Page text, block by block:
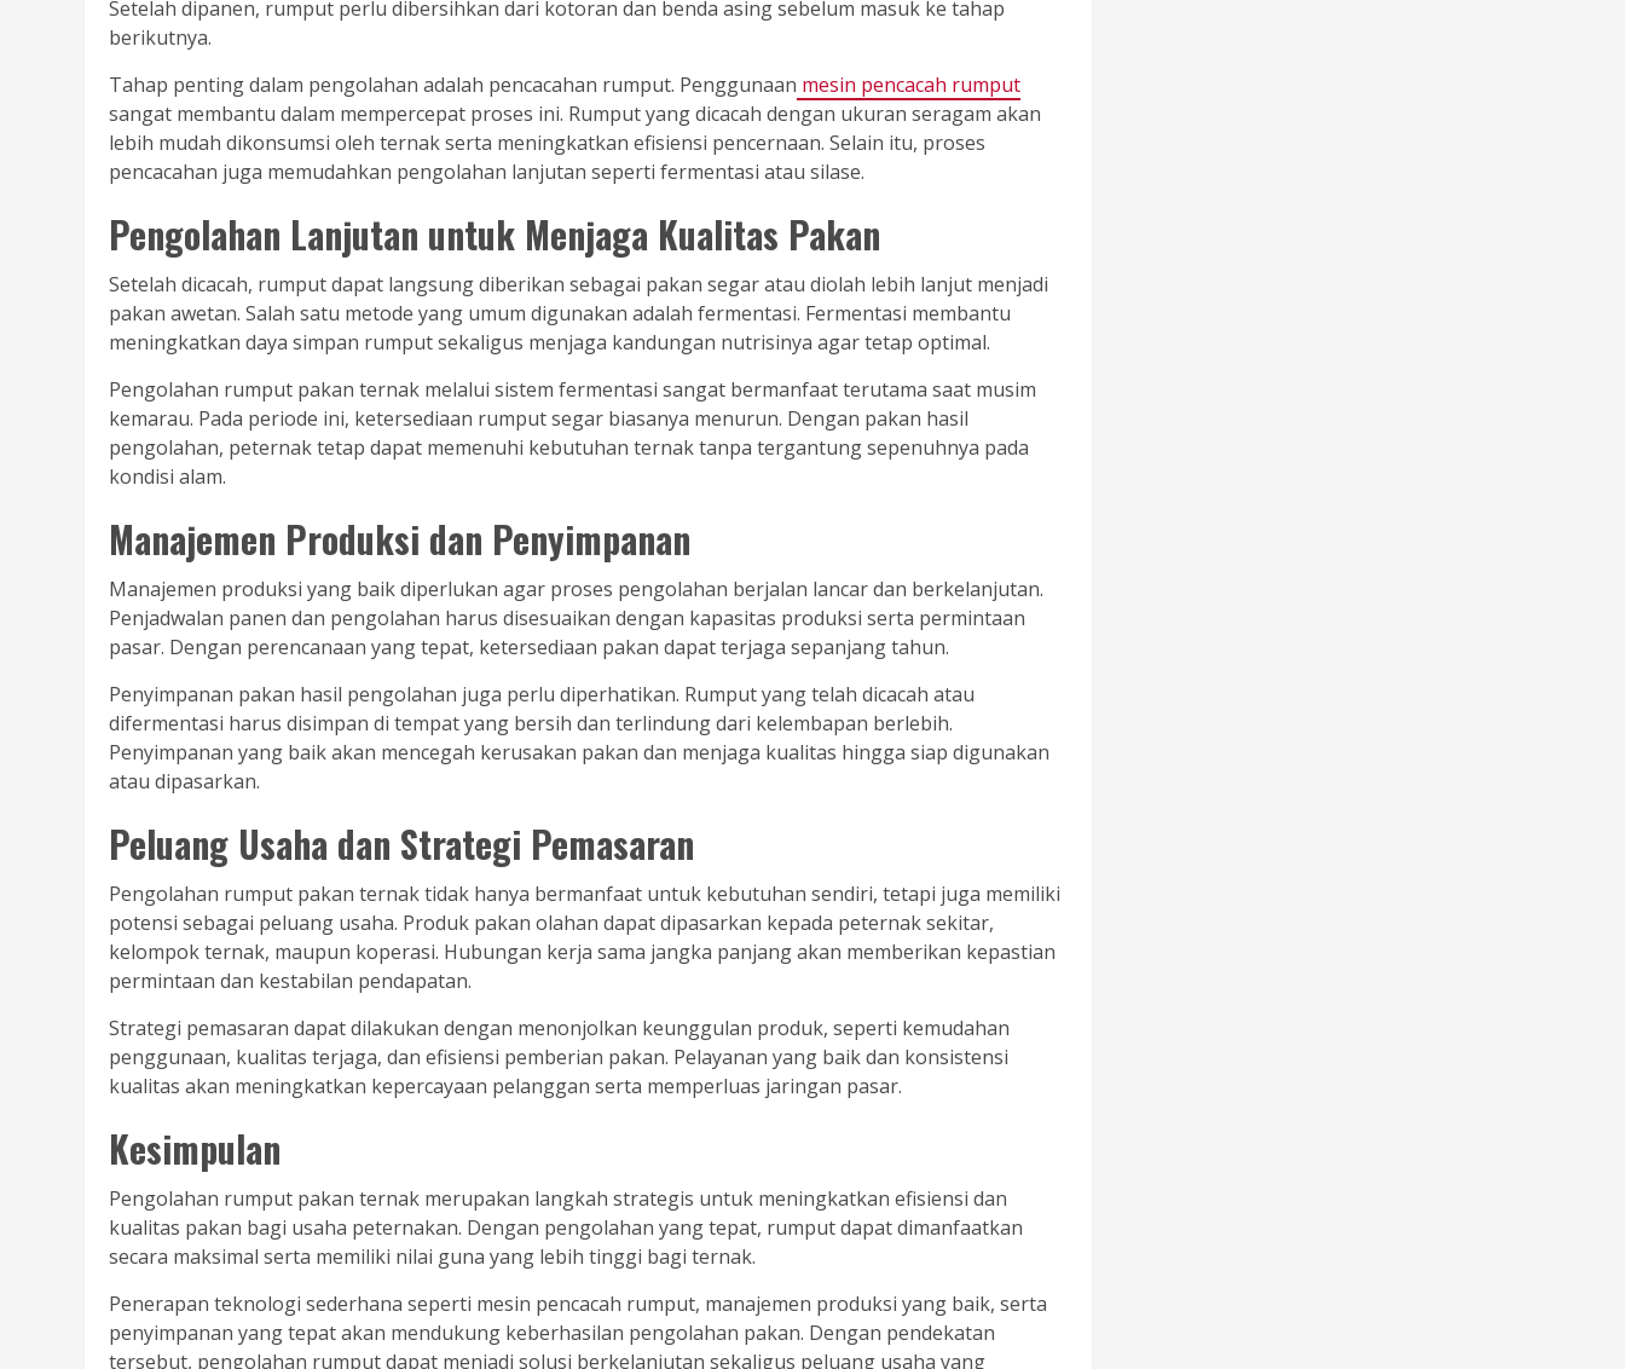
Setelah dipanen, rumput perlu dibersihkan dari kotoran dan benda asing sebelum masuk ke tahap
berikutnya.
Tahap penting dalam pengolahan adalah pencacahan rumput. Penggunaan mesin pencacah rumput
sangat membantu dalam mempercepat proses ini. Rumput yang dicacah dengan ukuran seragam akan
lebih mudah dikonsumsi oleh ternak serta meningkatkan efisiensi pencernaan. Selain itu, proses
pencacahan juga memudahkan pengolahan lanjutan seperti fermentasi atau silase.
Pengolahan Lanjutan untuk Menjaga Kualitas Pakan
Setelah dicacah, rumput dapat langsung diberikan sebagai pakan segar atau diolah lebih lanjut menjadi
pakan awetan. Salah satu metode yang umum digunakan adalah fermentasi. Fermentasi membantu
meningkatkan daya simpan rumput sekaligus menjaga kandungan nutrisinya agar tetap optimal.
Pengolahan rumput pakan ternak melalui sistem fermentasi sangat bermanfaat terutama saat musim
kemarau. Pada periode ini, ketersediaan rumput segar biasanya menurun. Dengan pakan hasil
pengolahan, peternak tetap dapat memenuhi kebutuhan ternak tanpa tergantung sepenuhnya pada
kondisi alam.
Manajemen Produksi dan Penyimpanan
Manajemen produksi yang baik diperlukan agar proses pengolahan berjalan lancar dan berkelanjutan.
Penjadwalan panen dan pengolahan harus disesuaikan dengan kapasitas produksi serta permintaan
pasar. Dengan perencanaan yang tepat, ketersediaan pakan dapat terjaga sepanjang tahun.
Penyimpanan pakan hasil pengolahan juga perlu diperhatikan. Rumput yang telah dicacah atau
difermentasi harus disimpan di tempat yang bersih dan terlindung dari kelembapan berlebih.
Penyimpanan yang baik akan mencegah kerusakan pakan dan menjaga kualitas hingga siap digunakan
atau dipasarkan.
Peluang Usaha dan Strategi Pemasaran
Pengolahan rumput pakan ternak tidak hanya bermanfaat untuk kebutuhan sendiri, tetapi juga memiliki
potensi sebagai peluang usaha. Produk pakan olahan dapat dipasarkan kepada peternak sekitar,
kelompok ternak, maupun koperasi. Hubungan kerja sama jangka panjang akan memberikan kepastian
permintaan dan kestabilan pendapatan.
Strategi pemasaran dapat dilakukan dengan menonjolkan keunggulan produk, seperti kemudahan
penggunaan, kualitas terjaga, dan efisiensi pemberian pakan. Pelayanan yang baik dan konsistensi
kualitas akan meningkatkan kepercayaan pelanggan serta memperluas jaringan pasar.
Kesimpulan
Pengolahan rumput pakan ternak merupakan langkah strategis untuk meningkatkan efisiensi dan
kualitas pakan bagi usaha peternakan. Dengan pengolahan yang tepat, rumput dapat dimanfaatkan
secara maksimal serta memiliki nilai guna yang lebih tinggi bagi ternak.
Penerapan teknologi sederhana seperti mesin pencacah rumput, manajemen produksi yang baik, serta
penyimpanan yang tepat akan mendukung keberhasilan pengolahan pakan. Dengan pendekatan
tersebut, pengolahan rumput dapat menjadi solusi berkelanjutan sekaligus peluang usaha yang